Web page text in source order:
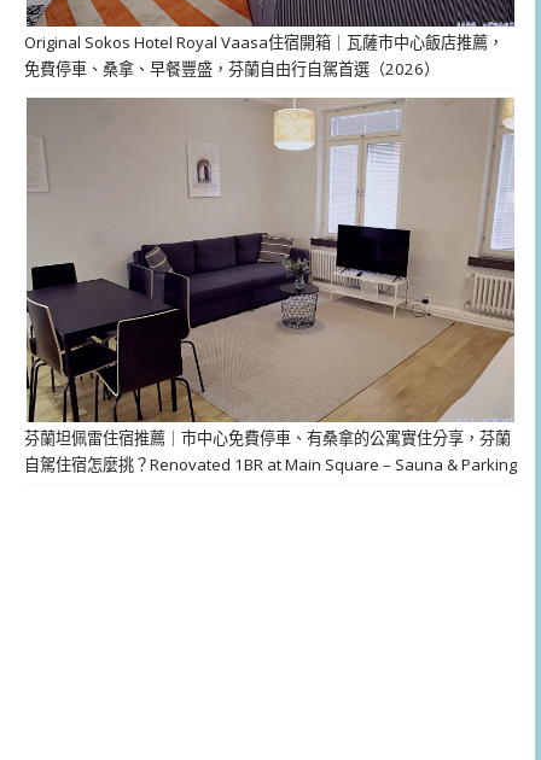
Original Sokos Hotel Royal Vaasa住宿開箱｜瓦薩市中心飯店推薦，
免費停車、桑拿、早餐豐盛，芬蘭自由行自駕首選（2026）
芬蘭坦佩雷住宿推薦｜市中心免費停車、有桑拿的公寓實住分享，芬蘭
自駕住宿怎麼挑？Renovated 1BR at Main Square – Sauna & Parking